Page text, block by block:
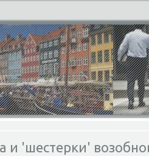
и 'шестерки'